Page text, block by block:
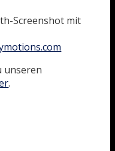
Screenshot mit
unseren
.